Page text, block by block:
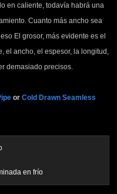
en caliente, todavía habrá una
Cuanto más ancho sea
El grosor, más evidente es el
el ancho, el espesor, la longitud,
demasiado precisos.
orCold Drawn Seamless
en frío